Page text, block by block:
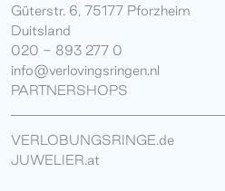
Güterstr. 6, 75177 Pforzheim
Duitsland
020 - 893 277 0
info@verlovingsringen.nl
PARTNERSHOPS
VERLOBUNGSRINGE.de
JUWELIER.at